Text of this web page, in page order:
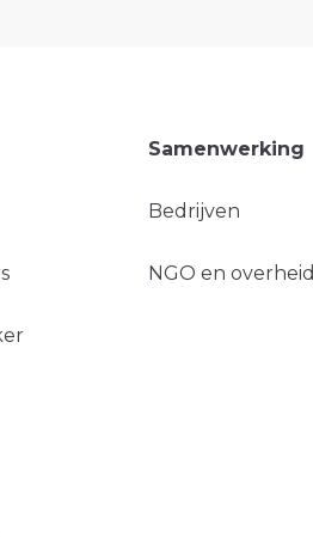
Samenwerking
Bedrijven
NGO en overheid